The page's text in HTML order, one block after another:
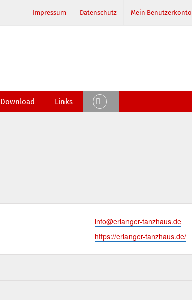
Impressum Datenschutz Mein Benutzerkonto
Download Links
Email
info@erlanger-tanzhaus.de
Webseite
https://erlanger-tanzhaus.de/